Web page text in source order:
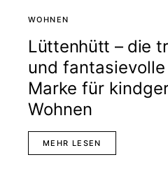
WOHNEN
Lüttenhütt – die
und
Marke für
Wohnen
MEHR LESEN